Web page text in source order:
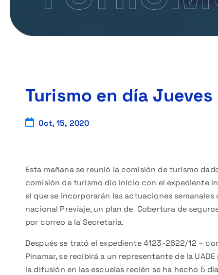
Turismo en día Jueves
Oct, 15, 2020
Esta mañana se reunió la comisión de turismo
comisión de turismo dio inicio con el expediente
el que se incorporarán las actuaciones
nacional Previaje, un plan de Cobertura de
por correo a la Secretaría.
Después se trató el expediente 4123-2622/12 –
Pinamar, se recibirá a un representante de la
la difusión en las escuelas recién se ha hecho 5